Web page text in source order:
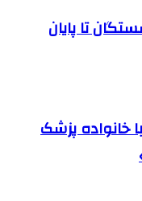
تا پایان
خانواده پزشک